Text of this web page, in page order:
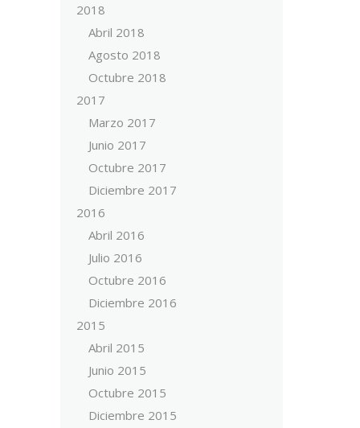
2018
Abril 2018
Agosto 2018
Octubre 2018
2017
Marzo 2017
Junio 2017
Octubre 2017
Diciembre 2017
2016
Abril 2016
Julio 2016
Octubre 2016
Diciembre 2016
2015
Abril 2015
Junio 2015
Octubre 2015
Diciembre 2015